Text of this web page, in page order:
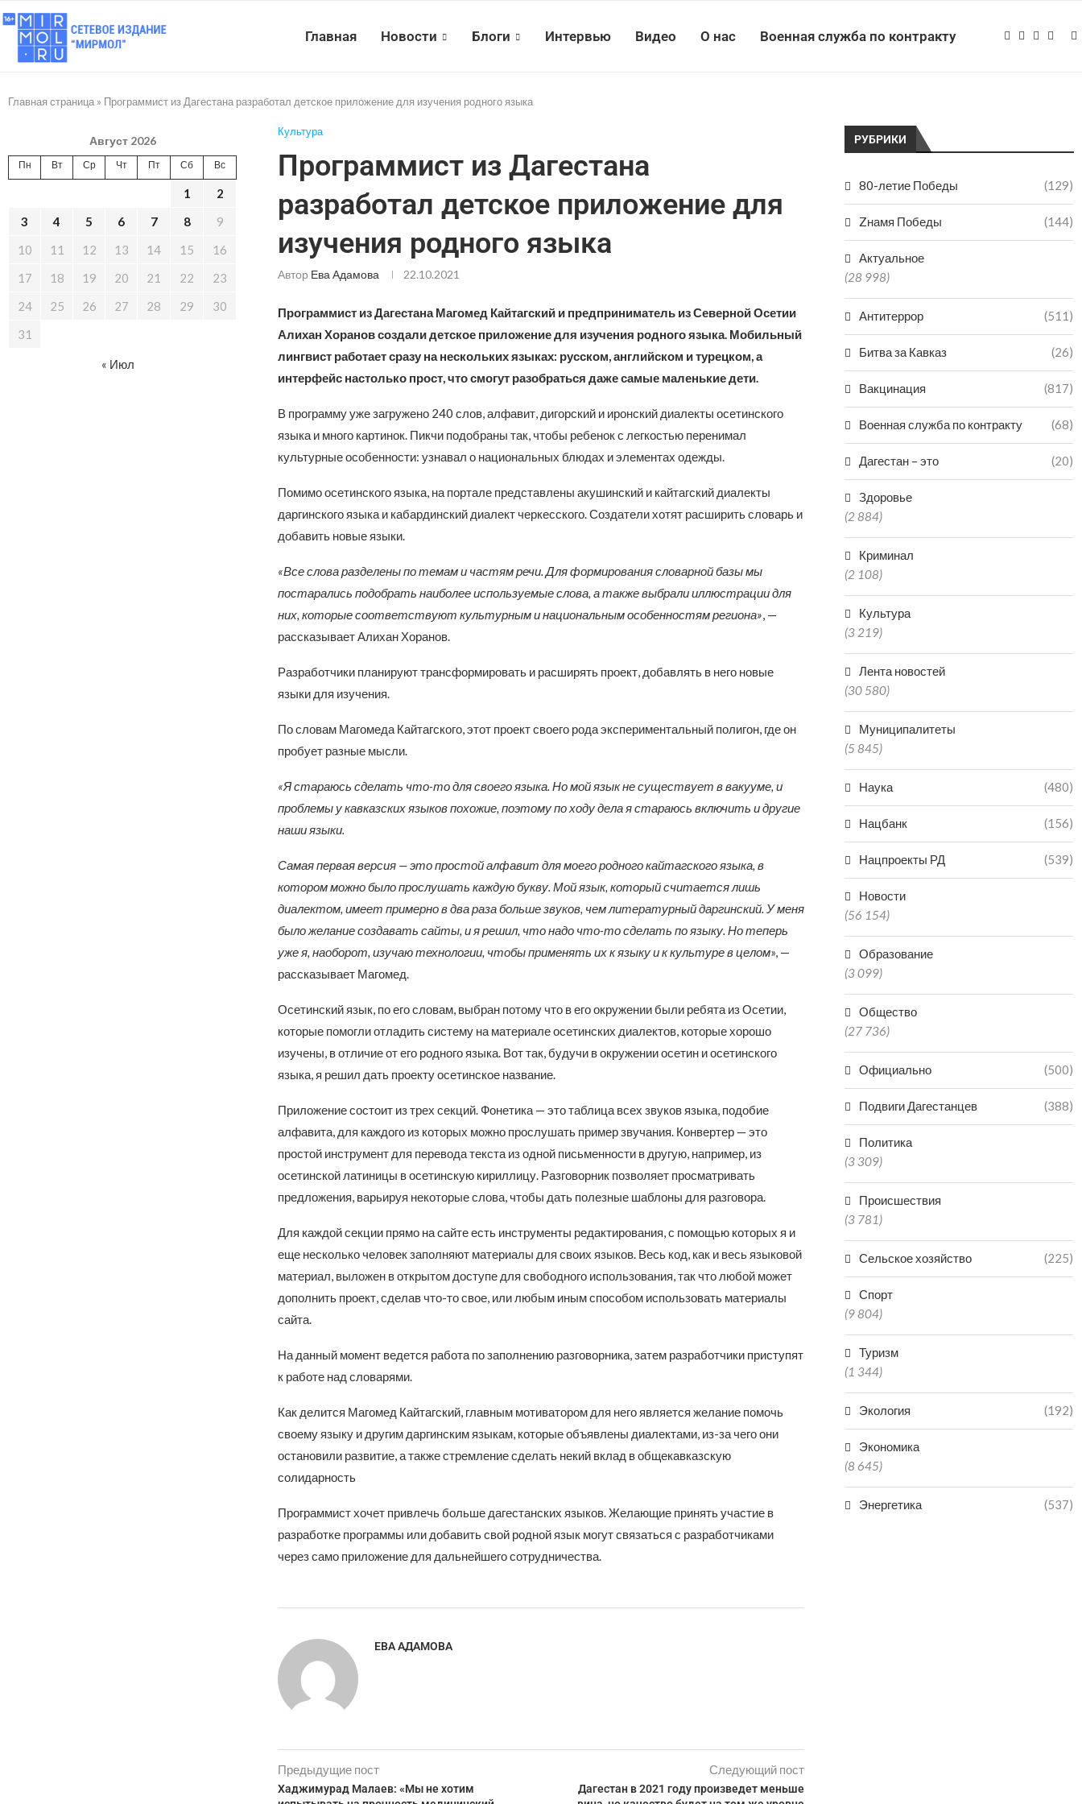
Главная Новости Блоги Интервью Видео О нас Военная служба по контракту
Главная страница » Программист из Дагестана разработал детское приложение для изучения родного языка
Культура
Программист из Дагестана
разработал детское приложение для
изучения родного языка
Автор Ева Адамова 22.10.2021
Программист из Дагестана Магомед Кайтагский и предприниматель из Северной Осетии
Алихан Хоранов создали детское приложение для изучения родного языка. Мобильный
лингвист работает сразу на нескольких языках: русском, английском и турецком, а
интерфейс настолько прост, что смогут разобраться даже самые маленькие дети.
В программу уже загружено 240 слов, алфавит, дигорский и иронский диалекты осетинского
языка и много картинок. Пикчи подобраны так, чтобы ребенок с легкостью перенимал
культурные особенности: узнавал о национальных блюдах и элементах одежды.
Помимо осетинского языка, на портале представлены акушинский и кайтагский диалекты
даргинского языка и кабардинский диалект черкесского. Создатели хотят расширить словарь и
добавить новые языки.
«Все слова разделены по темам и частям речи. Для формирования словарной базы мы
постарались подобрать наиболее используемые слова, а также выбрали иллюстрации для
них, которые соответствуют культурным и национальным особенностям региона», —
рассказывает Алихан Хоранов.
Разработчики планируют трансформировать и расширять проект, добавлять в него новые
языки для изучения.
По словам Магомеда Кайтагского, этот проект своего рода экспериментальный полигон, где он
пробует разные мысли.
«Я стараюсь сделать что-то для своего языка. Но мой язык не существует в вакууме, и
проблемы у кавказских языков похожие, поэтому по ходу дела я стараюсь включить и другие
наши языки.
Самая первая версия — это простой алфавит для моего родного кайтагского языка, в
котором можно было прослушать каждую букву. Мой язык, который считается лишь
диалектом, имеет примерно в два раза больше звуков, чем литературный даргинский. У меня
было желание создавать сайты, и я решил, что надо что-то сделать по языку. Но теперь
уже я, наоборот, изучаю технологии, чтобы применять их к языку и к культуре в целом», —
рассказывает Магомед.
Осетинский язык, по его словам, выбран потому что в его окружении были ребята из Осетии,
которые помогли отладить систему на материале осетинских диалектов, которые хорошо
изучены, в отличие от его родного языка. Вот так, будучи в окружении осетин и осетинского
языка, я решил дать проекту осетинское название.
Приложение состоит из трех секций. Фонетика — это таблица всех звуков языка, подобие
алфавита, для каждого из которых можно прослушать пример звучания. Конвертер — это
простой инструмент для перевода текста из одной письменности в другую, например, из
осетинской латиницы в осетинскую кириллицу. Разговорник позволяет просматривать
предложения, варьируя некоторые слова, чтобы дать полезные шаблоны для разговора.
Для каждой секции прямо на сайте есть инструменты редактирования, с помощью которых я и
еще несколько человек заполняют материалы для своих языков. Весь код, как и весь языковой
материал, выложен в открытом доступе для свободного использования, так что любой может
дополнить проект, сделав что-то свое, или любым иным способом использовать материалы
сайта.
На данный момент ведется работа по заполнению разговорника, затем разработчики приступят
к работе над словарями.
Как делится Магомед Кайтагский, главным мотиватором для него является желание помочь
своему языку и другим даргинским языкам, которые объявлены диалектами, из-за чего они
остановили развитие, а также стремление сделать некий вклад в общекавказскую
солидарность
Программист хочет привлечь больше дагестанских языков. Желающие принять участие в
разработке программы или добавить свой родной язык могут связаться с разработчиками
через само приложение для дальнейшего сотрудничества.
ЕВА АДАМОВА
Предыдущие пост
Хаджимурад Малаев: «Мы не хотим
Следующий пост
Дагестан в 2021 году произведет меньше
РУБРИКИ
80-летие Победы (129)
Zнамя Победы (144)
Актуальное
(28 998)
Антитеррор (511)
Битва за Кавказ (26)
Вакцинация (817)
Военная служба по контракту (68)
Дагестан – это (20)
Здоровье
(2 884)
Криминал
(2 108)
Культура
(3 219)
Лента новостей
(30 580)
Муниципалитеты
(5 845)
Наука (480)
Нацбанк (156)
Нацпроекты РД (539)
Новости
(56 154)
Образование
(3 099)
Общество
(27 736)
Официально (500)
Подвиги Дагестанцев (388)
Политика
(3 309)
Происшествия
(3 781)
Сельское хозяйство (225)
Спорт
(9 804)
Туризм
(1 344)
Экология (192)
Экономика
(8 645)
Энергетика (537)
Август 2026
Пн Вт Ср Чт Пт Сб Вс
1
2
3
4 5 6 7 8
9
10
11 12 13 14 15
16
17
18 19 20 21 22
23
24
25 26 27 28 29
30
31
« Июл